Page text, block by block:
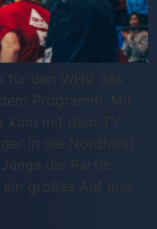
für den WHV das
Programm. Mit
kam mit dem TV
in die Nordfrost
die Partie
großes Auf und